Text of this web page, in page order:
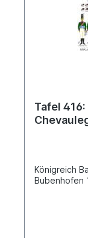
Tafel 416: Königreich Bayern: 6.
Königreich
Bubenhofen